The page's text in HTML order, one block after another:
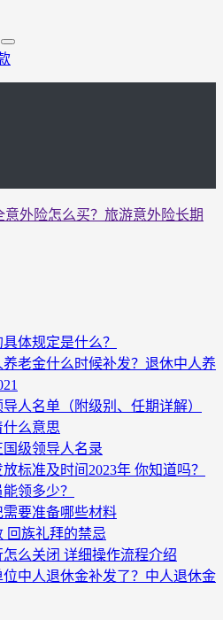
意外险怎么买？旅游意外险长期
体规定是什么？
老金什么时候补发？退休中人养
人名单（附级别、任期详解）
么意思
级领导人名录
标准及时间2023年 你知道吗？
领多少？
要准备哪些材料
回族礼拜的禁忌
么关闭 详细操作流程介绍
中人退休金补发了？中人退休金